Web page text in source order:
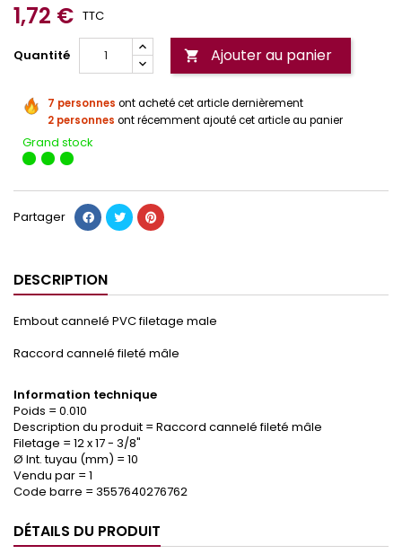
1,72 € TTC
Quantité  Ajouter au panier
7 personnes ont acheté cet article dernièrement
2 personnes ont récemment ajouté cet article au panier
Grand stock
Partager
DESCRIPTION
Embout cannelé PVC filetage male
Raccord cannelé fileté mâle
Information technique
Poids = 0.010
Description du produit = Raccord cannelé fileté mâle
Filetage = 12 x 17 - 3/8"
Ø Int. tuyau (mm) = 10
Vendu par = 1
Code barre = 3557640276762
DÉTAILS DU PRODUIT